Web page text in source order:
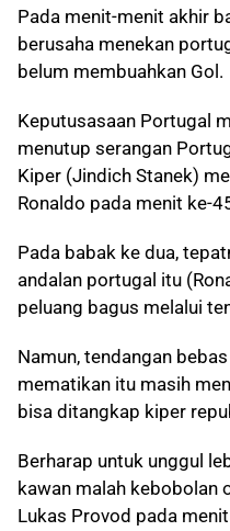
Pada menit-menit akhir
berusaha menekan
belum membuahkan Gol.
Keputusasaan Portugal
menutup serangan
Kiper (Jindich Stanek)
Ronaldo pada menit ke-
Pada babak ke dua,
andalan portugal itu
peluang bagus melalui
Namun, tendangan
mematikan itu masih
bisa ditangkap kiper
Berharap untuk unggul
kawan malah kebobolan
Lukas Provod pada